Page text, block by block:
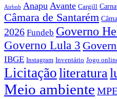
Airbnb Anapu Avante Cargill
Câmara de Santarém
2026 Fundeb Governo
Governo Lula 3
IBGE Instagram Inventário Jogo
Licitaçãoliteratura
Meio ambiente